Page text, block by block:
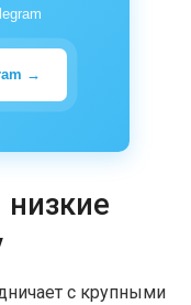
→
низкие
с крупными